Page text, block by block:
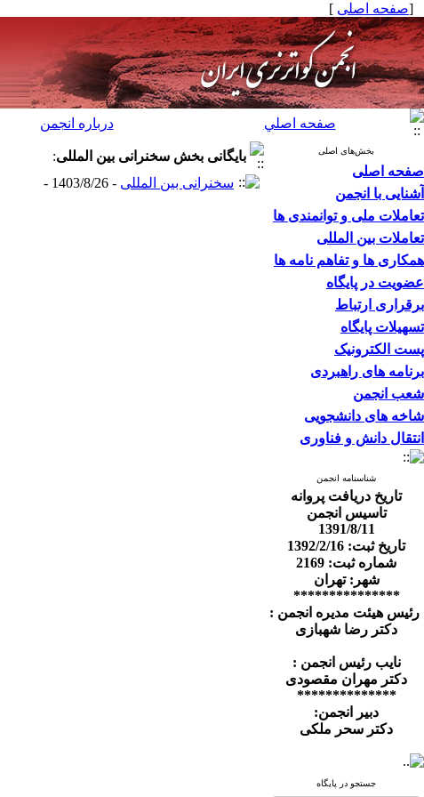
[صفحه اصلی ]
صفحه اصلي درباره انجمن
بخش‌های اصلی
صفحه اصلی
آشنایی با انجمن
تعاملات ملی و توانمندی ها
تعاملات بین المللی
همکاری ها و تفاهم نامه ها
عضویت در پایگاه
برقراری ارتباط
تسهیلات پایگاه
پست الکترونیک
برنامه های راهبردی
شعب انجمن
شاخه های دانشجویی
انتقال دانش و فناوری
شناسنامه انجمن
تاریخ دریافت پروانه
تاسیس انجمن
1391/8/11
تاریخ ثبت: 1392/2/16
شماره ثبت: 2169
شهر: تهران
***************
رئیس هیئت مدیره انجمن :
دکتر رضا شهبازی
نایب رئیس انجمن :
دکتر مهران مقصودی
**************
دبیر انجمن:
دکتر سحر ملکی
جستجو در پایگاه
بایگانی بخش سخنرانی بین المللی:
سخنرانی بین المللی - 1403/8/26 -